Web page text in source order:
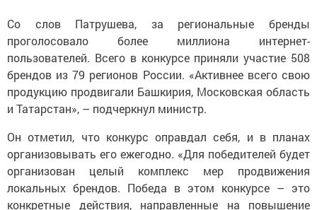
Со слов Патрушева, за региональные бренды
проголосовало более миллиона интернет-
пользователей. Всего в конкурсе приняли участие 508
брендов из 79 регионов России. «Активнее всего свою
продукцию продвигали Башкирия, Московская область
и Татарстан», – подчеркнул министр.
Он отметил, что конкурс оправдал себя, и в планах
организовывать его ежегодно. «Для победителей будет
организован целый комплекс мер продвижения
локальных брендов. Победа в этом конкурсе – это
конкретные действия, направленные на повышение